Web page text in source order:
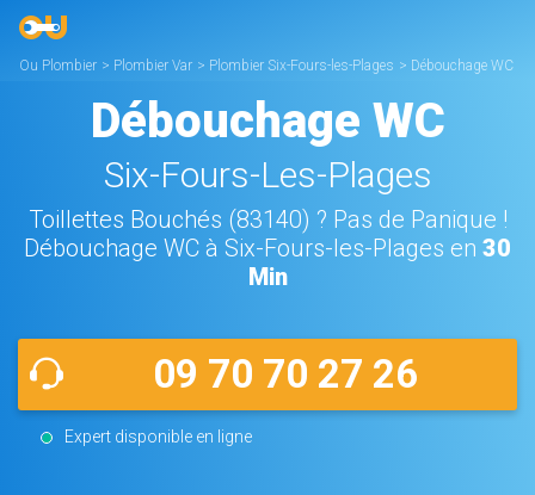
Ou Plombier > Plombier Var > Plombier Six-Fours-les-Plages > Débouchage WC
Débouchage WC
Six-Fours-Les-Plages
Toillettes Bouchés (83140) ? Pas de Panique !
Débouchage WC à Six-Fours-les-Plages en 30
Min
09 70 70 27 26
Expert disponible en ligne